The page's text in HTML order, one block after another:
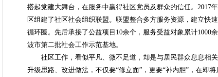
搭起党建大舞台，在服务中赢得社区党员及群众的信任。2017
区组建了社区社会组织联盟。联盟整合多方服务资源，建立快
循环圈。先后承接了公益项目10余个，服务受益对象累计1000
波市第二批社会工作示范基地。
社区工作，看似平凡、微不足道，却是与居民群众息息相关
升级思路、改进做法，不仅要“修立面”，更要“补内胆”，在即